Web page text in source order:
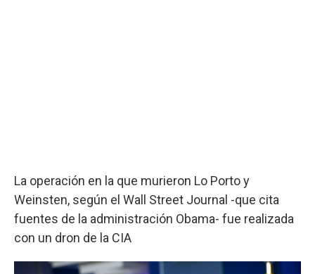
La operación en la que murieron Lo Porto y
Weinsten, según el Wall Street Journal -que cita
fuentes de la administración Obama- fue realizada
con un dron de la CIA